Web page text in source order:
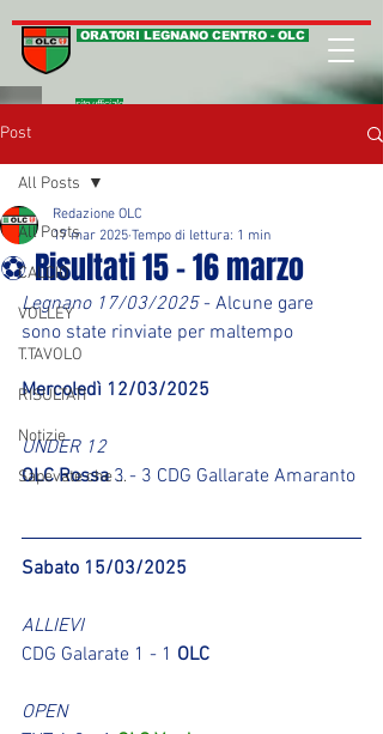
ORATORI LEGNANO CENTRO - OLC
sito ufficiale
Post
All Posts
CALCIO
VOLLEY
T.TAVOLO
RISULTATI
Notizie
Sapevate che ...
All Posts
⚽ Risultati 15 - 16 marzo
Redazione OLC
17 mar 2025 Tempo di lettura: 1 min
Legnano 17/03/2025 - Alcune gare
sono state rinviate per maltempo
Mercoledì 12/03/2025
UNDER 12
OLC Rossa 3 - 3 CDG Gallarate Amaranto
Sabato 15/03/2025
ALLIEVI
CDG Galarate 1 - 1 OLC
OPEN